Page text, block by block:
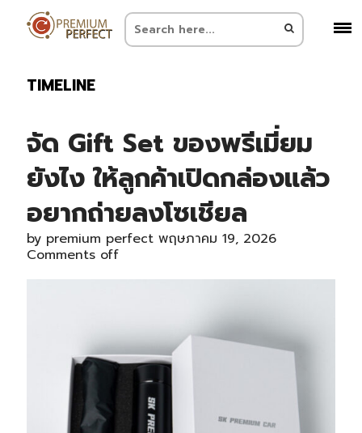
TIMELINE
จัด Gift Set ของพรีเมี่ยม
ยังไง ให้ลูกค้าเปิดกล่องแล้ว
อยากถ่ายลงโซเชียล
by premium perfect พฤษภาคม 19, 2026
Comments off